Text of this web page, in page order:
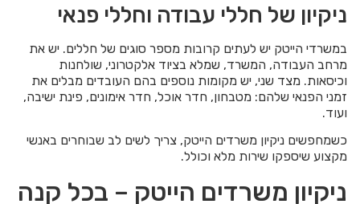
ניקיון של חללי עבודה וחללי פנאי
במשרדי הייטק יש לעתים קרובות מספר סוגים של חללים. יש את
מרחב העבודה, המשרד, שמלא בציוד אלקטרוני, שולחנות
וכיסאות. מצד שני, יש מקומות נוספים בהם העובדים מבלים את
זמני הפנאי שלהם: מטבחון, חדר אוכל, חדר אימונים, פינת ישיבה,
ועוד.
כשמחפשים ניקיון משרדים הייטק, צריך לשים לב שבוחרים באנשי
מקצוע שיספקו שירות מלא וכולל.
ניקיון משרדים הייטק – בכל קנה